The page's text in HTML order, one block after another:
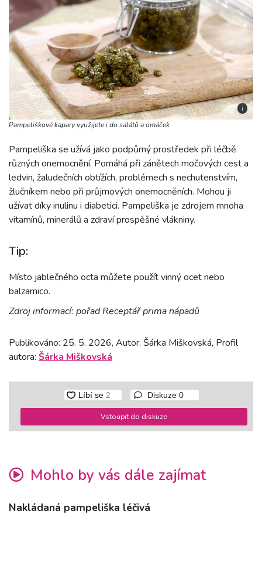
i
Pampeliškové kapary využijete i do salátů a omáček
Pampeliška se užívá jako podpůrný prostředek při léčbě
různých onemocnění. Pomáhá při zánětech močových cest a
ledvin, žaludečních obtížích, problémech s nechutenstvím,
žlučníkem nebo při průjmových onemocněních. Mohou ji
užívat díky inulinu i diabetici. Pampeliška je zdrojem mnoha
vitamínů, minerálů a zdraví prospěšné vlákniny.
Tip:
Místo jablečného octa můžete použít vinný ocet nebo
balzamico.
Zdroj informací: pořad Receptář prima nápadů
Publikováno: 25. 5. 2026, Autor: Šárka Miškovská, Profil
autora: Šárka Miškovská
Diskuze 0
Vstoupit do diskuze
Mohlo by vás dále zajímat
Nakládaná pampeliška léčivá